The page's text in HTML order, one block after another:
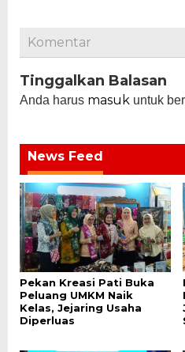
Komentar
Tinggalkan Balasan
Anda harus masuk untuk
News Feed
Pekan Kreasi Pati Buka
Peluang UMKM Naik
Kelas, Jejaring Usaha
Diperluas